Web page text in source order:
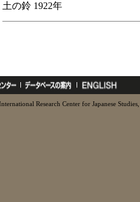
土の鈴 1922年
Research Center for Japanese